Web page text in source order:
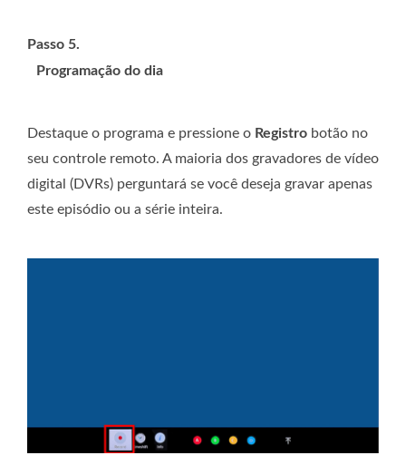
Passo 5.
Programação do dia
Destaque o programa e pressione o Registro botão no
seu controle remoto. A maioria dos gravadores de vídeo
digital (DVRs) perguntará se você deseja gravar apenas
este episódio ou a série inteira.